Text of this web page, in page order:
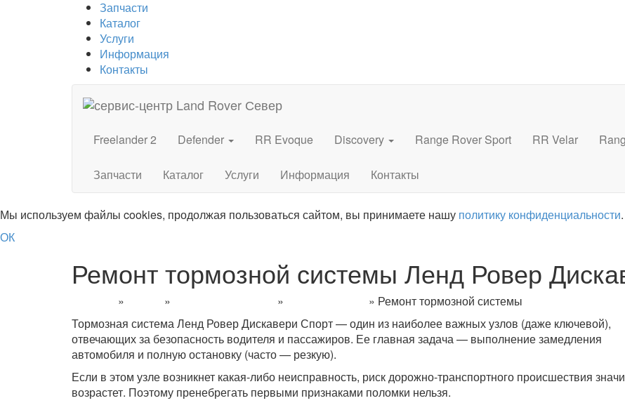
Запчасти
Каталог
Услуги
Информация
Контакты
Freelander 2 Defender RR Evoque Discovery Range Rover Sport RR Velar
Запчасти Каталог Услуги Информация Контакты
Мы используем файлы cookies, продолжая пользоваться сайтом, вы принимаете нашу политику конфиденциальности.
ОК
Ремонт тормозной системы Ленд Ровер
» » » » Ремонт тормозной системы
Тормозная система Ленд Ровер Дискавери Спорт — один из наиболее важных узлов (даже ключевой),
отвечающих за безопасность водителя и пассажиров. Ее главная задача — выполнение замедления
автомобиля и полную остановку (часто — резкую).
Если в этом узле возникнет какая-либо неисправность, риск дорожно-транспортного происшествия
возрастет. Поэтому пренебрегать первыми признаками поломки нельзя.